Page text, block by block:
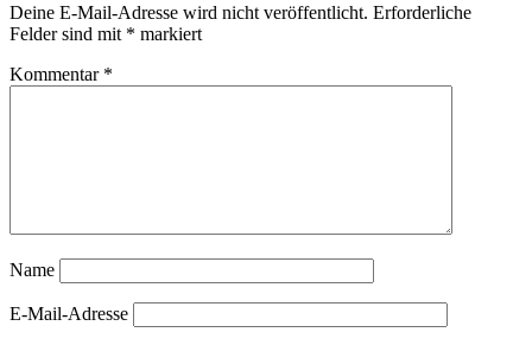
Deine E-Mail-Adresse wird nicht veröffentlicht. Erforderliche
Felder sind mit * markiert
Kommentar *
Name
E-Mail-Adresse